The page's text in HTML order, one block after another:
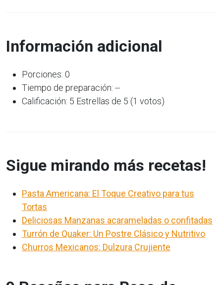
Información adicional
Porciones: 0
Tiempo de preparación: --
Calificación: 5 Estrellas de 5 (1 votos)
Sigue mirando más recetas!
Pasta Americana: El Toque Creativo para tus
Tortas
Deliciosas Manzanas acarameladas o confitadas
Turrón de Quaker: Un Postre Clásico y Nutritivo
Churros Mexicanos: Dulzura Crujiente